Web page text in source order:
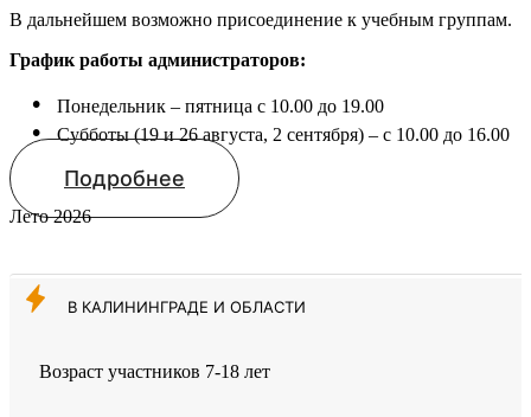
В дальнейшем возможно присоединение к учебным группам.
График работы администраторов:
Понедельник – пятница с 10.00 до 19.00
Субботы (19 и 26 августа, 2 сентября) – с 10.00 до 16.00
Подробнее
Лето 2026
В КАЛИНИНГРАДЕ И ОБЛАСТИ
Возраст участников 7-18 лет